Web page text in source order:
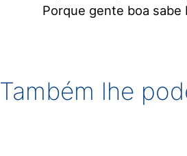
Porque gente boa
Também lhe